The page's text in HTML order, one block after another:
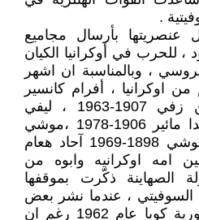
.
عنصريتها بأرسال مجاميع
، للحرب في أوكرانيا الكيان
، وبالمناسبة ان اشهر
اوكرانيا ، أفرام كانسير
1916-2009 ، إسحاق بن زفي 1907-1963 ، ليفي
أشكول 1895-1969 ، غولدا مائير 1906-1978 ،موشي
شاريت 1909-1965 ، آباحوشي 1898-1969 آحاد هعام
رابين امه اوكرانيه وابوه من
الصهاينة ذكّرت بموقفها
السوفيتي ، عندما نشر بعض
الصواريخ النووية في جمهورية كوبا عام 1962 رغم ان